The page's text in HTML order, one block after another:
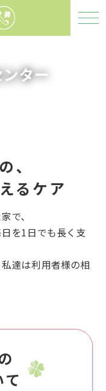
ター
、
るケア
で、
を1日でも長く支
達は利用者様の相